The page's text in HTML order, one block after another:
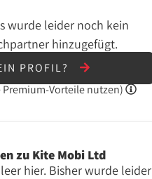
wurde leider noch kein
hinzugefügt.
PROFIL?
Premium-Vorteile nutzen)
zu Kite Mobi Ltd
hier. Bisher wurde leider